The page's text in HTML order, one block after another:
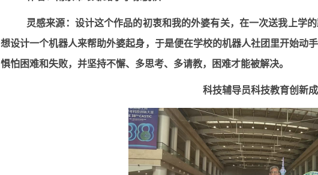
灵感来源：设计这个作品的初衷和我的外婆有关，在一次送我上学
想设计一个机器人来帮助外婆起身，于是便在学校的机器人社团里开始动
惧怕困难和失败，并坚持不懈、多思考、多请教，困难才能被解决。
科技辅导员科技教育创新